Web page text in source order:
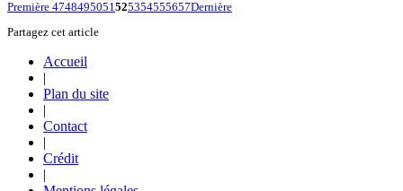
Première 4748495051525354555657Dernière
Partagez cet article
Accueil
|
Plan du site
|
Contact
|
Crédit
|